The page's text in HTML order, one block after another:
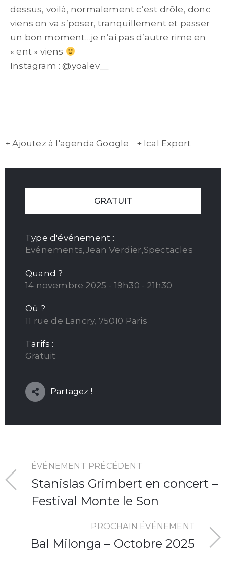
dessus, voilà, normalement c’est drôle, donc
viens on va s’poser, tranquillement et passer
un bon moment…je n’ai pas d’autre rime en
« ent » viens
Instagram : @yoalev__
+ Ajoutez à l'agenda Google + Ical Export
GRATUIT
Type d'événement :
Evénements,Jean Verdier,Spectacles
Quand ?
14 novembre 2025 - 19h30 - 21h30
Où ?
11 rue de Lancry, 75010 Paris
Tarifs :
Gratuit
Partagez !
ÉVÉNEMENT PRÉCÉDENT
Stanislas Grimbert en concert –
Festival Monte le Son
PROCHAIN ÉVÉNEMENT
Bal Milonga – Octobre 2025